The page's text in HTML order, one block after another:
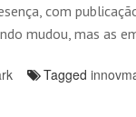
com
mudou, mas as
Tagged